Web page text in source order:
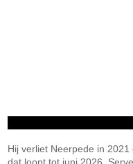
Hij verliet Neerpede in